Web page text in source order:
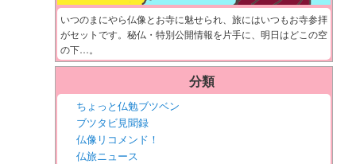
いつのまにやら仏像とお寺に魅せられ、旅にはいつもお寺参拝
がセットです。秘仏・特別公開情報を片手に、明日はどこの空
の下…。
分類
ちょっと仏勉ブツベン
ブツタビ見聞録
仏像リコメンド！
仏旅ニュース